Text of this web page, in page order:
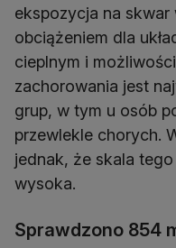
ekspozycja na skwar
obciążeniem dla
cieplnym i
zachorowania jest
grup, w tym u osób
przewlekle chorych.
jednak, że skala
wysoka.
Sprawdzono 854